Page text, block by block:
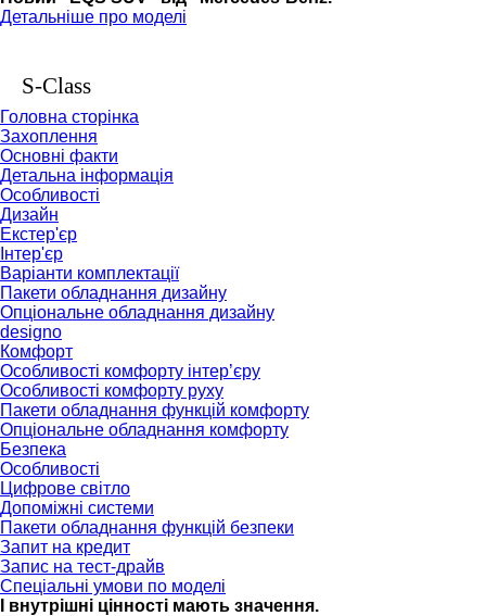
Детальніше про моделі
S-Class
Головна сторінка
Захоплення
Основні факти
Детальна інформація
Особливості
Дизайн
Екстер'єр
Інтер'єр
Варіанти комплектації
Пакети обладнання дизайну
Опціональне обладнання дизайну
designo
Комфорт
Особливості комфорту інтер’єру
Особливості комфорту руху
Пакети обладнання функцій комфорту
Опціональне обладнання комфорту
Безпека
Особливості
Цифрове світло
Допоміжні системи
Пакети обладнання функцій безпеки
Запит на кредит
Запис на тест-драйв
Спеціальні умови по моделі
І внутрішні цінності мають значення.